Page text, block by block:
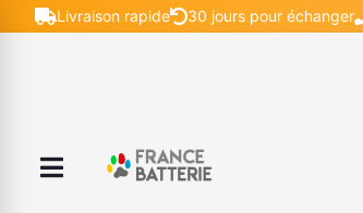
Livraison rapide 30 jours pour échanger